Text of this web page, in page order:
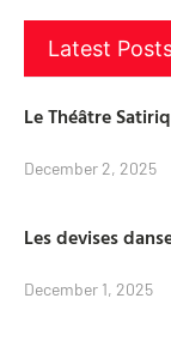
Latest
Le Théâtre
December 2, 2025
Les devises
December 1, 2025